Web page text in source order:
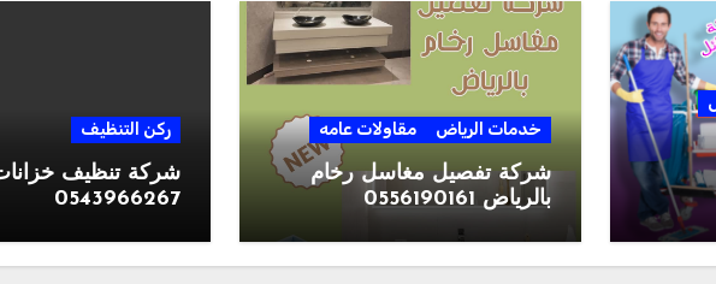
خدمات الرياض مقاولات عامه
شركة تفصيل مغاسل رخام
بالرياض 0556190161
ركن التنظيف
شركة تنظيف
0543966267